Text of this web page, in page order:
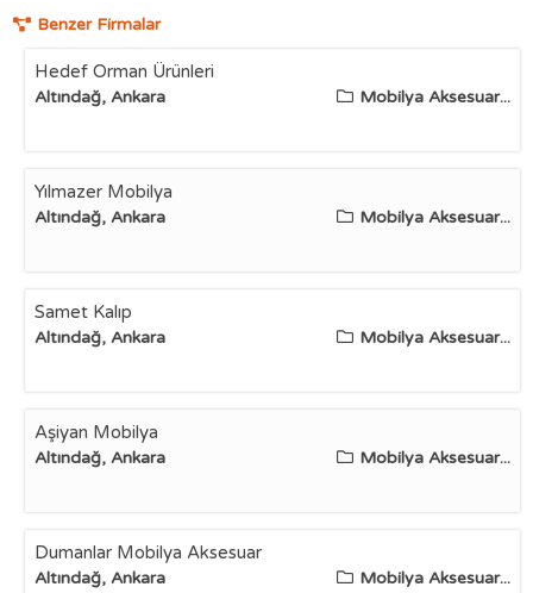
Benzer Firmalar
Hedef Orman Ürünleri
Altındağ, Ankara Mobilya Aksesuar...
Yılmazer Mobilya
Altındağ, Ankara Mobilya Aksesuar...
Samet Kalıp
Altındağ, Ankara Mobilya Aksesuar...
Aşiyan Mobilya
Altındağ, Ankara Mobilya Aksesuar...
Dumanlar Mobilya Aksesuar
Altındağ, Ankara Mobilya Aksesuar...